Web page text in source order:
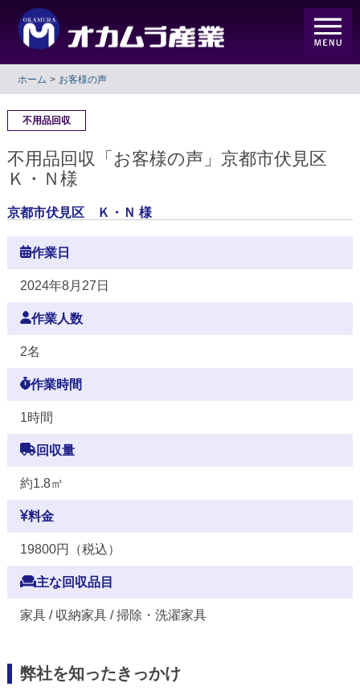
ホーム お客様の声
不用品回収
不用品回収「お客様の声」京都市伏見区
Ｋ・Ｎ様
京都市伏見区 Ｋ・Ｎ 様
作業日
2024年8月27日
作業人数
2名
作業時間
1時間
回収量
約1.8㎥
料金
19800円（税込）
主な回収品目
家具 / 収納家具 / 掃除・洗濯家具
弊社を知ったきっかけ